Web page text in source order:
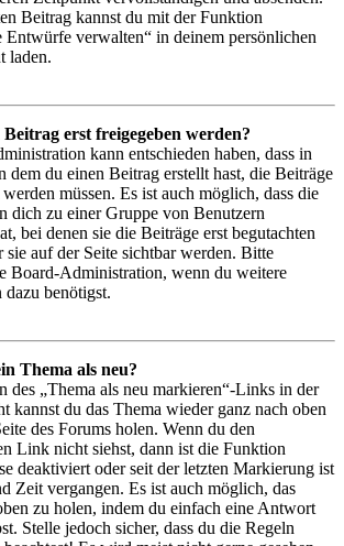
Beitrag kannst du mit der Funktion
Entwürfe verwalten“ in deinem persönlichen
laden.
erst freigegeben werden?
kann entschieden haben, dass in
dem du einen Beitrag erstellt hast, die Beiträge
müssen. Es ist auch möglich, dass die
dich zu einer Gruppe von Benutzern
bei denen sie die Beiträge erst begutachten
sie auf der Seite sichtbar werden. Bitte
Board-Administration, wenn du weitere
benötigst.
Thema als neu?
des „Thema als neu markieren“-Links in der
kannst du das Thema wieder ganz nach oben
des Forums holen. Wenn du den
Link nicht siehst, dann ist die Funktion
deaktiviert oder seit der letzten Markierung ist
Zeit vergangen. Es ist auch möglich, das
zu holen, indem du einfach eine Antwort
Stelle jedoch sicher, dass du die Regeln